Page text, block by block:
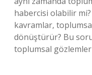
habercisi olabilir
kavramlar,
dönüştürür? Bu
toplumsal